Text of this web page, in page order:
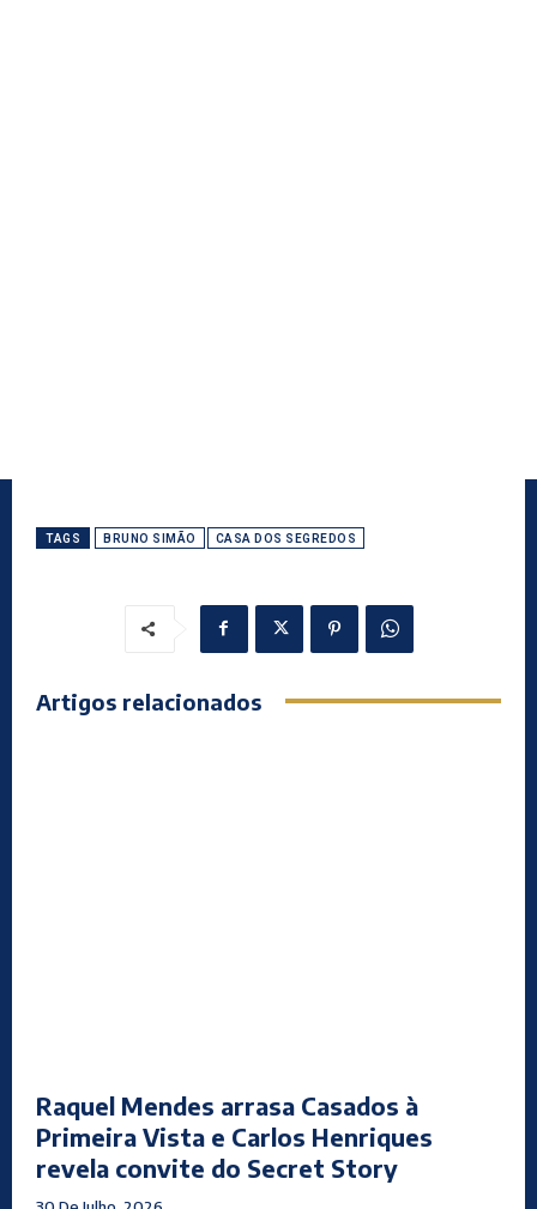
TAGS BRUNO SIMÃO CASA DOS SEGREDOS
Artigos relacionados
Raquel Mendes arrasa Casados à
Primeira Vista e Carlos Henriques
revela convite do Secret Story